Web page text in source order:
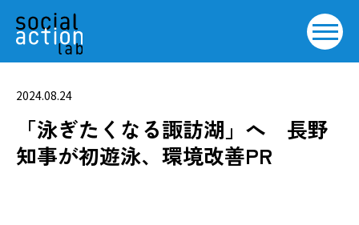
2024.08.24
「泳ぎたくなる諏訪湖」へ 長野
知事が初遊泳、環境改善PR